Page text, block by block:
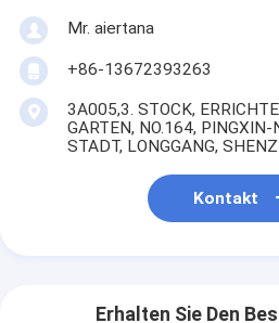
Mr. aiertana
+86-13672393263
3A005,3. STOCK,
GARTEN, NO.164,
STADT, LONGGANG,
Kontakt
Erhalten Sie Den